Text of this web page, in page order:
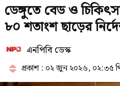
ডেঙ্গুতে বেড ও
৮০ শতাংশ ছাড়ের
এনপিবি ডেস্ক
প্রকাশ : ০২ জুন ২০২৬, ০২:৩৫